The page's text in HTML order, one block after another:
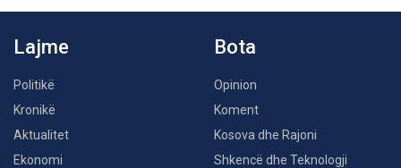
Lajme
Politikë
Kronikë
Aktualitet
Ekonomi
Bota
Opinion
Koment
Kosova dhe Rajoni
Shkencë dhe Teknologji